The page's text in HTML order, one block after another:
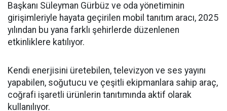
Başkanı Süleyman Gürbüz ve oda yönetiminin
girişimleriyle hayata geçirilen mobil tanıtım aracı, 2025
yılından bu yana farklı şehirlerde düzenlenen
etkinliklere katılıyor.
Kendi enerjisini üretebilen, televizyon ve ses yayını
yapabilen, soğutucu ve çeşitli ekipmanlara sahip araç,
coğrafi işaretli ürünlerin tanıtımında aktif olarak
kullanılıyor.